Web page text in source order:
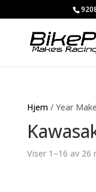
Hjem/ Year
Viser 1–16 av 26